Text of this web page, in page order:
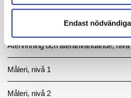
Endast
Produktion i trä, nivå 1
Återvinning och återanvändande, nivå
Måleri, nivå 1
Måleri, nivå 2